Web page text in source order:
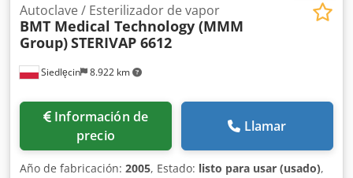
Siedlęcin 8.922 km
Autoclave / Esterilizador de vapor
BMT Medical Technology (MMM
Group)STERIVAP 6612
Información de
precio
Llamar
Año de fabricación: 2005, Estado: listo para usar (usado),